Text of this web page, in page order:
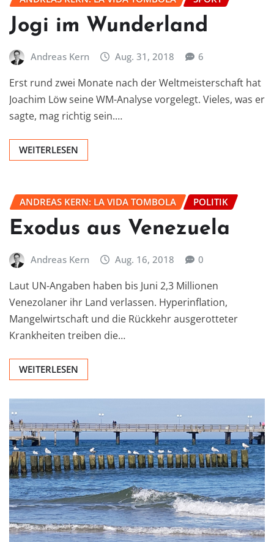
Jogi im Wunderland
Andreas Kern Aug. 31, 2018 6
Erst rund zwei Monate nach der Weltmeisterschaft hat
Joachim Löw seine WM-Analyse vorgelegt. Vieles, was er
sagte, mag richtig sein.…
WEITERLESEN
ANDREAS KERN: LA VIDA TOMBOLA POLITIK
Exodus aus Venezuela
Andreas Kern Aug. 16, 2018 0
Laut UN-Angaben haben bis Juni 2,3 Millionen
Venezolaner ihr Land verlassen. Hyperinflation,
Mangelwirtschaft und die Rückkehr ausgerotteter
Krankheiten treiben die…
WEITERLESEN